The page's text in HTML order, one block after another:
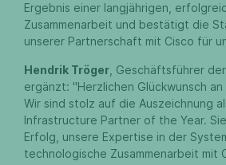
Ergebnis einer langjährigen,
Zusammenarbeit und bestätigt die
unserer Partnerschaft mit Cisco für
Hendrik Tröger , Geschäftsführer
ergänzt: "Herzlichen Glückwunsch
Wir sind stolz auf die Auszeichnung
Infrastructure Partner of the Year.
Erfolg, unsere Expertise in der
technologische Zusammenarbeit mit